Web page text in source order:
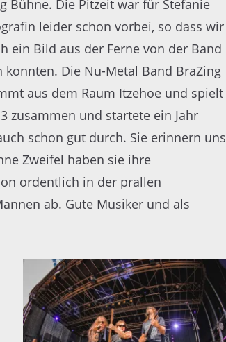
Bühne. Die Pitzeit war für Stefanie
leider schon vorbei, so dass wir
ein Bild aus der Ferne von der Band
konnten. Die Nu-Metal Band BraZing
aus dem Raum Itzehoe und spielt
zusammen und startete ein Jahr
schon gut durch. Sie erinnern uns
Zweifel haben sie ihre
ordentlich in der prallen
ab. Gute Musiker und als